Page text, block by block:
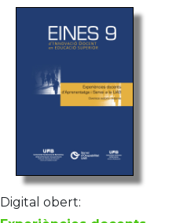
Digital obert: